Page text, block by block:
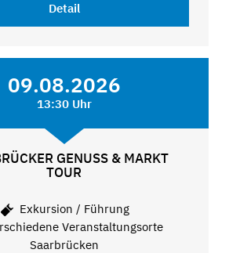
Detail
09.08.2026
13:30 Uhr
GENUSS & MARKT
TOUR
Exkursion / Führung
Veranstaltungsorte
Saarbrücken